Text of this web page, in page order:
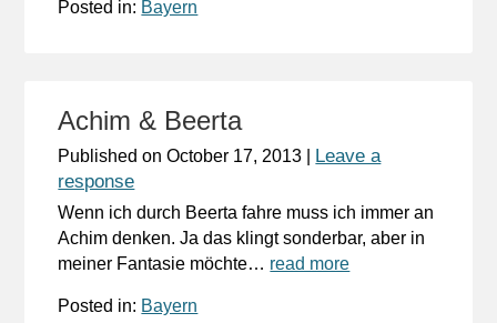
Posted in: Bayern
Achim & Beerta
Published onOctober 17, 2013
Leave a
response
Wenn ich durch Beerta fahre muss ich immer an
Achim denken. Ja das klingt sonderbar, aber in
meiner Fantasie möchte… read more
Posted in: Bayern